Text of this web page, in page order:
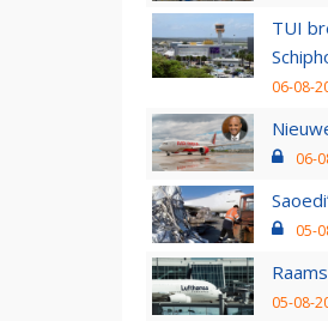
TUI
06-08-
06-
05-
05-08-